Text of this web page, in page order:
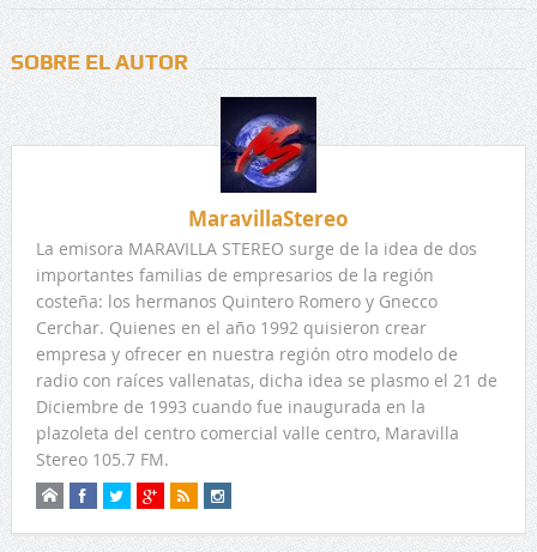
SOBRE EL AUTOR
MaravillaStereo
La emisora MARAVILLA STEREO surge de la idea de dos
importantes familias de empresarios de la región
costeña: los hermanos Quintero Romero y Gnecco
Cerchar. Quienes en el año 1992 quisieron crear
empresa y ofrecer en nuestra región otro modelo de
radio con raíces vallenatas, dicha idea se plasmo el 21 de
Diciembre de 1993 cuando fue inaugurada en la
plazoleta del centro comercial valle centro, Maravilla
Stereo 105.7 FM.